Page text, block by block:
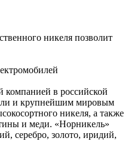
никеля позволит
компанией в российской
и крупнейшим мировым
никеля, а также
и меди. «Норникель»
серебро, золото, иридий,